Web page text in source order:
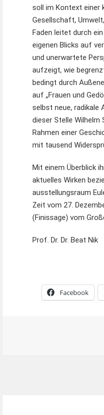
soll im Kontext einer
Gesellschaft,
Faden leitet durch
eigenen Blicks auf
und unerwartete
aufzeigt, wie
bedingt durch
auf „Frauen und
selbst neue, radikale
dieser Stelle Wilhelm
Rahmen einer
mit tausend
Mit einem Überblick
aktuelles Wirken
ausstellungsraum
Zeit vom 27.
(Finissage) vom
Prof. Dr. Dr. Beat Nik
Facebook